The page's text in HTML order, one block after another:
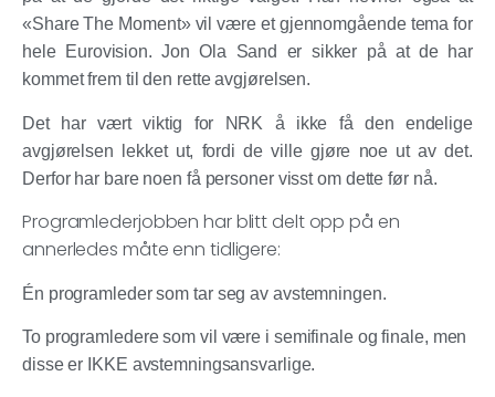
«Share The Moment» vil være et gjennomgående tema for
hele Eurovision. Jon Ola Sand er sikker på at de har
kommet frem til den rette avgjørelsen.
Det har vært viktig for NRK å ikke få den endelige
avgjørelsen lekket ut, fordi de ville gjøre noe ut av det.
Derfor har bare noen få personer visst om dette før nå.
Programlederjobben har blitt delt opp på en
annerledes måte enn tidligere:
Én programleder som tar seg av avstemningen.
Toprogramledere som vil være i semifinale og finale, men
disse er IKKE avstemningsansvarlige.